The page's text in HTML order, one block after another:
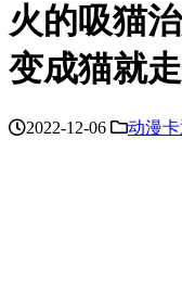
火的吸猫
变成猫就
2022-12-06 动漫卡